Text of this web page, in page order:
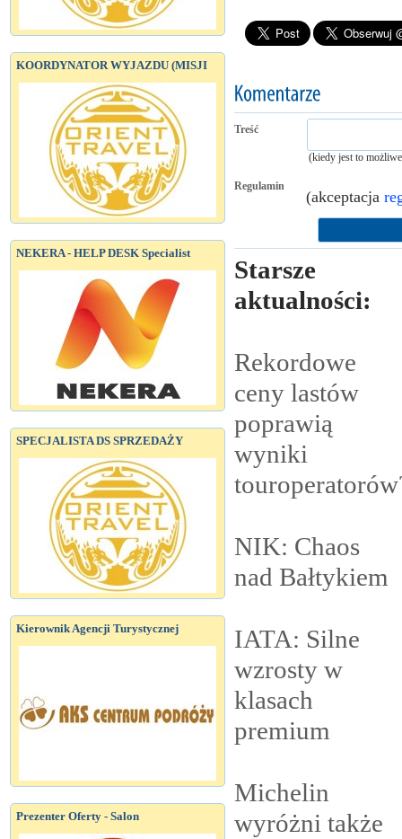
KOORDYNATOR WYJAZDU (MISJI
NEKERA - HELP DESK Specialist
SPECJALISTA DS SPRZEDAŻY
Kierownik Agencji Turystycznej
Prezenter Oferty - Salon
Treść
(kiedy jest to
Regulamin
(akceptacja
Starsze
aktualności:
Rekordowe
ceny lastów
poprawią
wyniki
NIK: Chaos
nad Bałtykiem
IATA: Silne
wzrosty w
klasach
premium
Michelin
wyróżni także